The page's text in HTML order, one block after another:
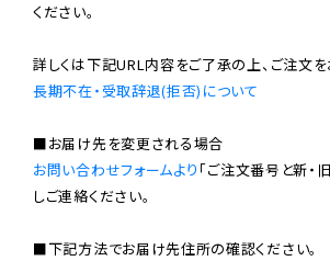
ください。
長期不在・受取辞退(拒否)について
お問い合わせフォームより 「ご注文番号と新・
しご連絡ください。
■下記方法でお届け先住所の確認ください。